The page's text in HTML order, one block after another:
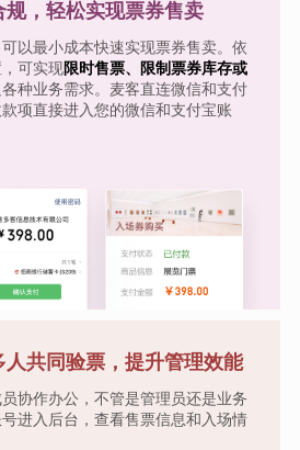
，轻松实现票券售卖
以最小成本快速实现票券售卖。依
可实现限时售票、限制票券库存或
种业务需求。麦客直连微信和支付
项直接进入您的微信和支付宝账
共同验票，提升管理效能
协作办公，不管是管理员还是业务
进入后台，查看售票信息和入场情